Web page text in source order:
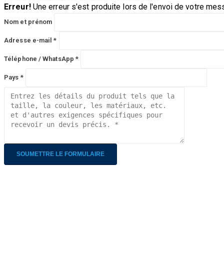
Erreur!Une erreur s'est produite lors de l'envoi de votre
Nom et prénom
Adresse e-mail *
Téléphone / WhatsApp *
Pays *